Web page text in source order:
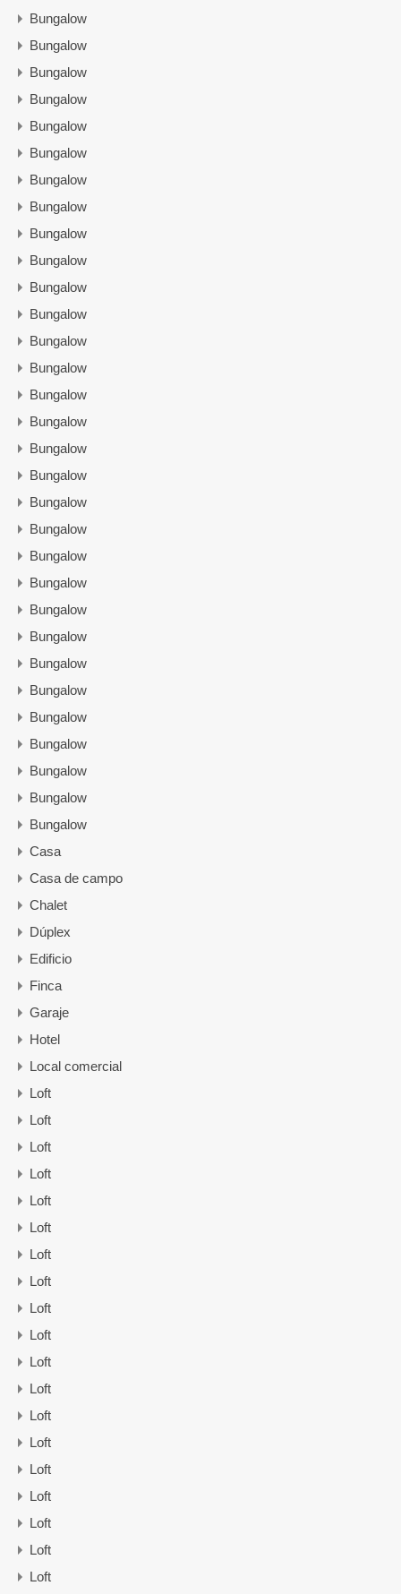
Bungalow
Bungalow
Bungalow
Bungalow
Bungalow
Bungalow
Bungalow
Bungalow
Bungalow
Bungalow
Bungalow
Bungalow
Bungalow
Bungalow
Bungalow
Bungalow
Bungalow
Bungalow
Bungalow
Bungalow
Bungalow
Bungalow
Bungalow
Bungalow
Bungalow
Bungalow
Bungalow
Bungalow
Bungalow
Bungalow
Bungalow
Casa
Casa de campo
Chalet
Dúplex
Edificio
Finca
Garaje
Hotel
Local comercial
Loft
Loft
Loft
Loft
Loft
Loft
Loft
Loft
Loft
Loft
Loft
Loft
Loft
Loft
Loft
Loft
Loft
Loft
Loft